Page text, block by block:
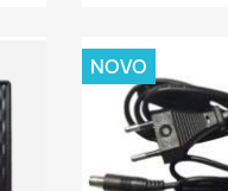
NOVO